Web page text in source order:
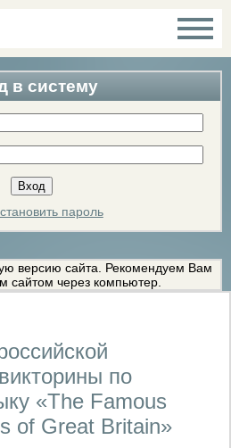
в систему
пароль
версию сайта. Рекомендуем Вам
сайтом через компьютер.
по
«The Famous
of Great Britain»